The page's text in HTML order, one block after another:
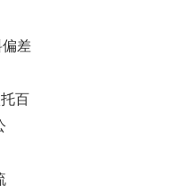
差
百